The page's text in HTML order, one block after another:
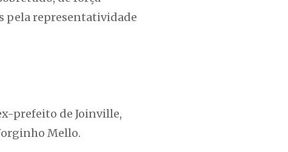
pela representatividade
prefeito de Joinville,
Mello.